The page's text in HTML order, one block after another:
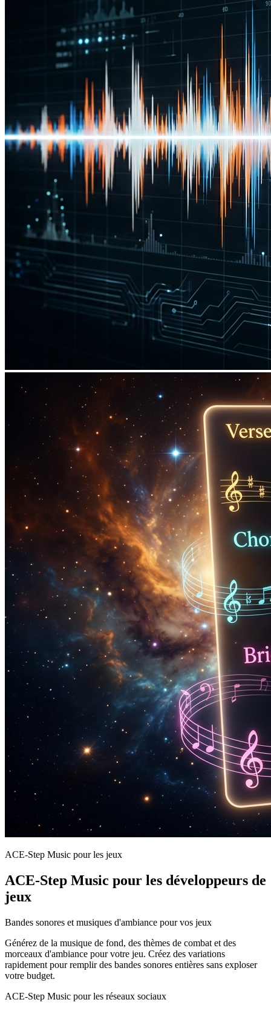
ACE-Step Music pour les jeux
ACE-Step Music pour les développeurs de
jeux
Bandes sonores et musiques d'ambiance pour vos jeux
Générez de la musique de fond, des thèmes de combat et des
morceaux d'ambiance pour votre jeu. Créez des variations
rapidement pour remplir des bandes sonores entières sans exploser
votre budget.
ACE-Step Music pour les réseaux sociaux